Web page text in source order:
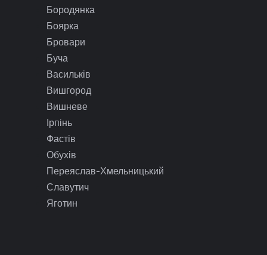
Бородянка
Боярка
Бровари
Буча
Васильків
Вишгород
Вишневе
Ірпінь
Фастів
Обухів
Переяслав-Хмельницький
Славутич
Яготин